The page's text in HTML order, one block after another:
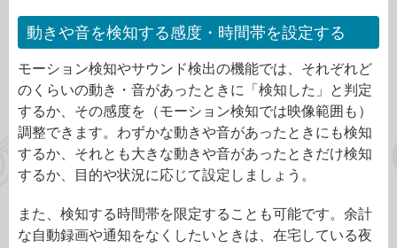
動きや音を検知する感度・時間帯を設定する
モーション検知やサウンド検出の機能では、それぞれど
のくらいの動き・音があったときに「検知した」と判定
するか、その感度を（モーション検知では映像範囲も）
調整できます。わずかな動きや音があったときにも検知
するか、それとも大きな動きや音があったときだけ検知
するか、目的や状況に応じて設定しましょう。
また、検知する時間帯を限定することも可能です。余計
な自動録画や通知をなくしたいときは、在宅している夜